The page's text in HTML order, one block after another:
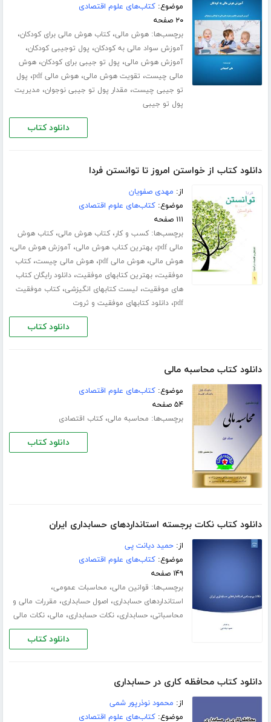
موضوع:کتاب‌های علوم اقتصادی
۲۰ صفحه
برچسب‌ها:هوش مالی،کتاب هوش مالی برای کودکان،
آموزش سواد مالی به کودکان، پول توجیبی کودکان،
آموزش هوش مالی، پول تو جیبی برای کودکان،هوش
مالی چیست، تقویت هوش مالی،هوش مالی pdf ، پول
تو جیبی چیست، مقدار پول تو جیبی نوجوان، مدیریت
پول تو جیبی
دانلود کتاب
دانلود کتاب از خواستن امروز تا توانستن فردا
از: مهدی صفویان
موضوع:کتاب‌های علوم اقتصادی
۱۱۱ صفحه
برچسب‌ها:کسب و کار،کتاب هوش مالی،کتاب هوش
مالی pdf
،بهترین کتاب هوش مالی،آموزش هوش مالی،
هوش مالی،هوش مالی pdf ،هوش مالی چیست،کتاب
موفقیت،بهترین کتابهای موفقیت،دانلود رایگان کتاب
های موفقیت، لیست کتابهای انگیزشی،کتاب موفقیت
pdf،دانلود کتابهای موفقیت و ثروت
دانلود کتاب
دانلود کتاب محاسبه مالی
موضوع:کتاب‌های علوم اقتصادی
۵۴ صفحه
برچسب‌ها: محاسبه مالی،کتاب اقتصادی
دانلود کتاب
دانلود کتاب نکات برجسته استانداردهای حسابداری ایران
از:حمید دیانت پی
موضوع:کتاب‌های علوم اقتصادی
۱۴۹ صفحه
برچسب‌ها: قوانین مالی، محاسبات عمومی،
استانداردهای حسابداری، اصول حسابداری، مقررات مالی و
محاسباتی،حسابداری،نکات حسابداری، مالی،نکات مالی
دانلود کتاب
دانلود کتاب محافظه کاری در حسابداری
از: محمود نوذرپور شمی
موضوع:کتاب‌های علوم اقتصادی